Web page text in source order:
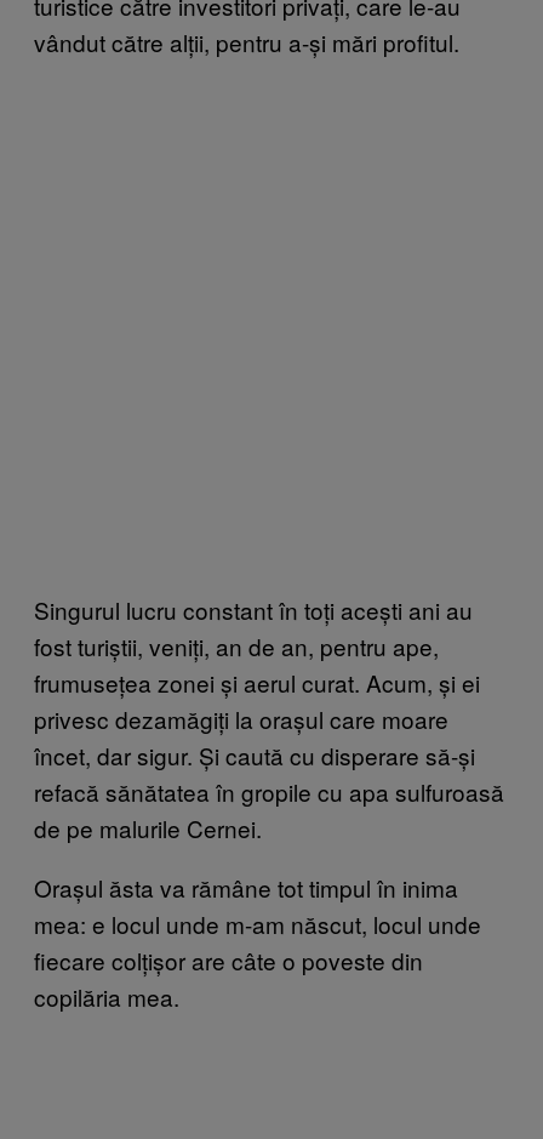
vândut către alții, pentru a-și mări profitul.
Singurul lucru constant în toți acești ani au
fost turiștii, veniți, an de an, pentru ape,
frumusețea zonei și aerul curat. Acum, și ei
privesc dezamăgiți la orașul care moare
încet, dar sigur. Și caută cu disperare să-și
refacă sănătatea în gropile cu apa sulfuroasă
de pe malurile Cernei.
Orașul ăsta va rămâne tot timpul în inima
mea: e locul unde m-am născut, locul unde
fiecare colțișor are câte o poveste din
copilăria mea.